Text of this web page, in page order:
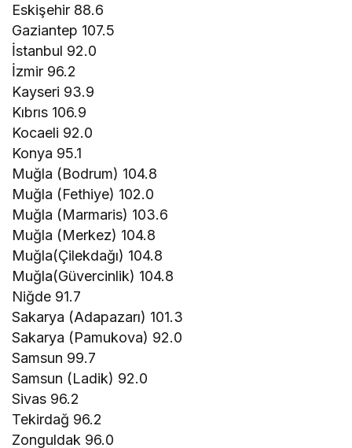
Eskişehir 88.6
Gaziantep 107.5
İstanbul 92.0
İzmir 96.2
Kayseri 93.9
Kıbrıs 106.9
Kocaeli 92.0
Konya 95.1
Muğla (Bodrum) 104.8
Muğla (Fethiye) 102.0
Muğla (Marmaris) 103.6
Muğla (Merkez) 104.8
Muğla(Çilekdağı) 104.8
Muğla(Güvercinlik) 104.8
Niğde 91.7
Sakarya (Adapazarı) 101.3
Sakarya (Pamukova) 92.0
Samsun 99.7
Samsun (Ladik) 92.0
Sivas 96.2
Tekirdağ 96.2
Zonguldak 96.0